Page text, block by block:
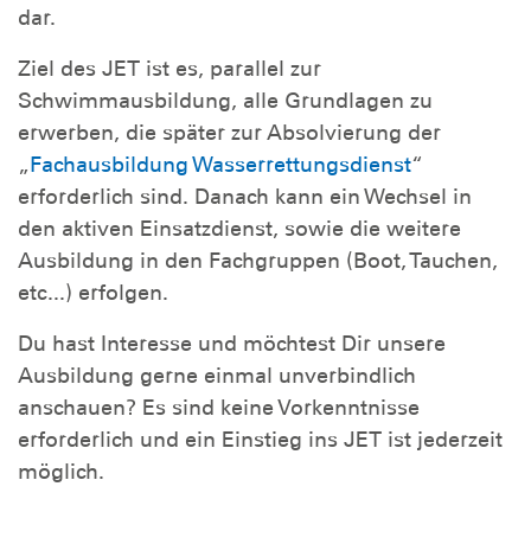
dar.
Ziel des JET ist es, parallel zur
Schwimmausbildung, alle Grundlagen zu
erwerben, die später zur Absolvierung der
„Fachausbildung Wasserrettungsdienst“
erforderlich sind. Danach kann ein Wechsel in
den aktiven Einsatzdienst, sowie die weitere
Ausbildung in den Fachgruppen (Boot, Tauchen,
etc...) erfolgen.
Du hast Interesse und möchtest Dir unsere
Ausbildung gerne einmal unverbindlich
anschauen? Es sind keine Vorkenntnisse
erforderlich und ein Einstieg ins JET ist jederzeit
möglich.